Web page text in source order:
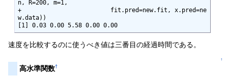
n, R=200, m=1,
+                         fit.pred=new.fit, x.pred=ne
w.data))
[1] 0.03 0.00 5.58 0.00 0.00
速度を比較するのに使うべき値は三番目の経過時間である。
↑
高水準関数†